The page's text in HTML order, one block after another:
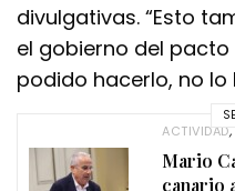
divulgativas. “Esto
el gobierno del
podido hacerlo, no lo
ACTIVIDAD,
Mario
canario